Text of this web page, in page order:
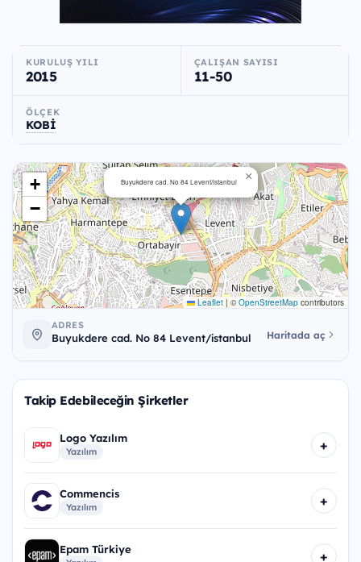
KURULUŞ YILI
2015
ÇALIŞAN SAYISI
11-50
ÖLÇEK
KOBİ
Buyukdere cad. No 84 Levent/istanbul ×
+
−
Leaflet | ©OpenStreetMap contributors
ADRES
Buyukdere cad. No 84 Levent/istanbul Haritada aç
Takip Edebileceğin Şirketler
Logo Yazılım
Yazılım +
Commencis
Yazılım +
Epam Türkiye +